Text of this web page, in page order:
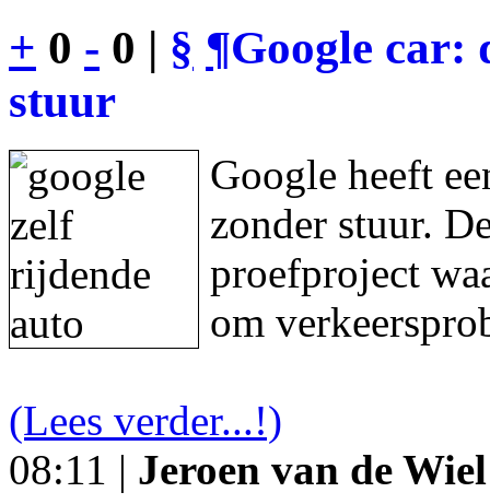
+ 0 - 0 | § ¶Google car:
stuur
Google heeft
zonder stuur.
proefproject
om
(Lees verder...!)
08:11 | Jeroen van de Wiel